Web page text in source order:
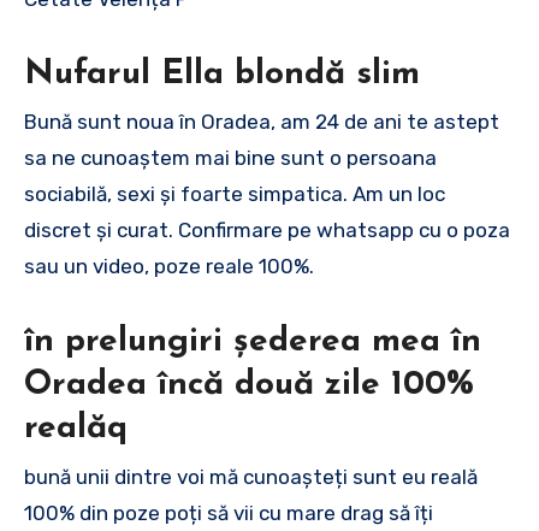
Nufarul Ella blondă slim
Bună sunt noua în Oradea, am 24 de ani te astept
sa ne cunoaștem mai bine sunt o persoana
sociabilă, sexi și foarte simpatica. Am un loc
discret și curat. Confirmare pe whatsapp cu o poza
sau un video, poze reale 100%.
în prelungiri șederea mea în
Oradea încă două zile 100%
realăq
bună unii dintre voi mă cunoașteți sunt eu reală
100% din poze poți să vii cu mare drag să îți